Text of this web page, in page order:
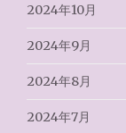
2024年10月
2024年9月
2024年8月
2024年7月